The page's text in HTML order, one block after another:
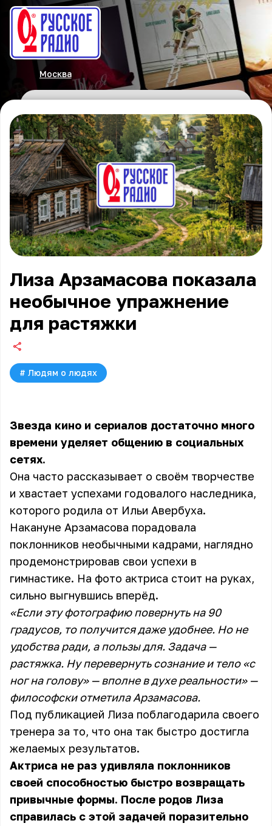
Москва
Лиза Арзамасова показала
необычное упражнение
для растяжки
# Людям о людях
Звезда кино и сериалов достаточно много
времени уделяет общению в социальных
сетях.
Она часто рассказывает о своём творчестве
и хвастает успехами годовалого наследника,
которого родила от Ильи Авербуха.
Накануне Арзамасова порадовала
поклонников необычными кадрами, наглядно
продемонстрировав свои успехи в
гимнастике. На фото актриса стоит на руках,
сильно выгнувшись вперёд.
«Если эту фотографию повернуть на 90
градусов, то получится даже удобнее. Но не
удобства ради, а пользы для. Задача —
растяжка. Ну перевернуть сознание и тело «с
ног на голову» — вполне в духе реальности» —
философски отметила Арзамасова.
Под публикацией Лиза поблагодарила своего
тренера за то, что она так быстро достигла
желаемых результатов.
Актриса не раз удивляла поклонников
своей способностью быстро возвращать
привычные формы. После родов Лиза
справилась с этой задачей поразительно